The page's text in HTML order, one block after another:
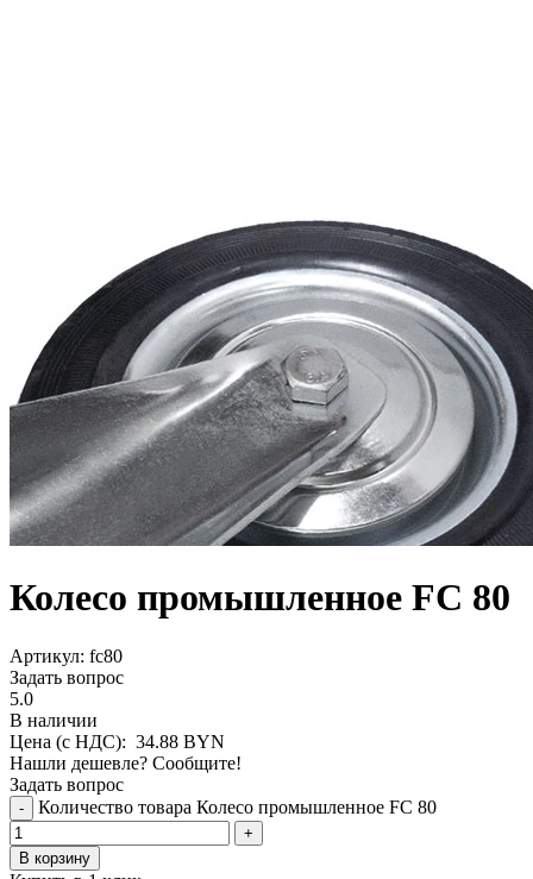
Колесо промышленное FC 80
Aртикул: fc80
Задать вопрос
5.0
В наличии
Цена (с НДС): 34.88 BYN
Нашли дешевле? Сообщите!
Задать вопрос
- Количество товара Колесо промышленное FC 80
+
В корзину